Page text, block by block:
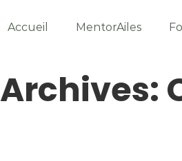
Accueil MentorAiles
Archives: